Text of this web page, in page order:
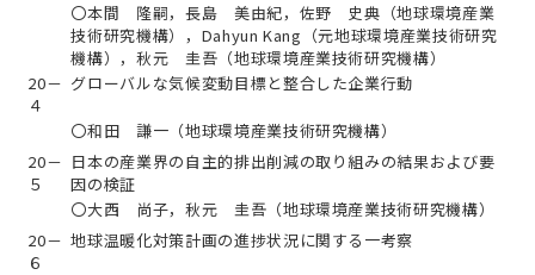
〇本間 隆嗣，長島 美由紀，佐野 史典（地球環境産業
技術研究機構），Dahyun Kang（元地球環境産業技術研究
機構），秋元 圭吾（地球環境産業技術研究機構）
20－
４
グローバルな気候変動目標と整合した企業行動
〇和田 謙一（地球環境産業技術研究機構）
20－
５
日本の産業界の自主的排出削減の取り組みの結果および要
因の検証
〇大西 尚子，秋元 圭吾（地球環境産業技術研究機構）
20－
６
地球温暖化対策計画の進捗状況に関する一考察